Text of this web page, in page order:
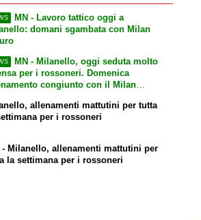
MN - Lavoro tattico oggi a
domani sgambata con Milan
MN - Milanello, oggi seduta molto
per i rossoneri. Domenica
congiunto con il Milan
allenamenti mattutini per tutta
per i rossoneri
- Milanello, allenamenti mattutini per
la settimana per i rossoneri